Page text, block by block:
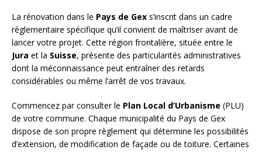
La rénovation dans le Pays de Gex s’inscrit dans un cadre
réglementaire spécifique qu’il convient de maîtriser avant de
lancer votre projet. Cette région frontalière, située entre le
Jura et la Suisse, présente des particularités administratives
dont la méconnaissance peut entraîner des retards
considérables ou même l’arrêt de vos travaux.
Commencez par consulter le Plan Local d’Urbanisme (PLU)
de votre commune. Chaque municipalité du Pays de Gex
dispose de son propre règlement qui détermine les possibilités
d’extension, de modification de façade ou de toiture. Certaines